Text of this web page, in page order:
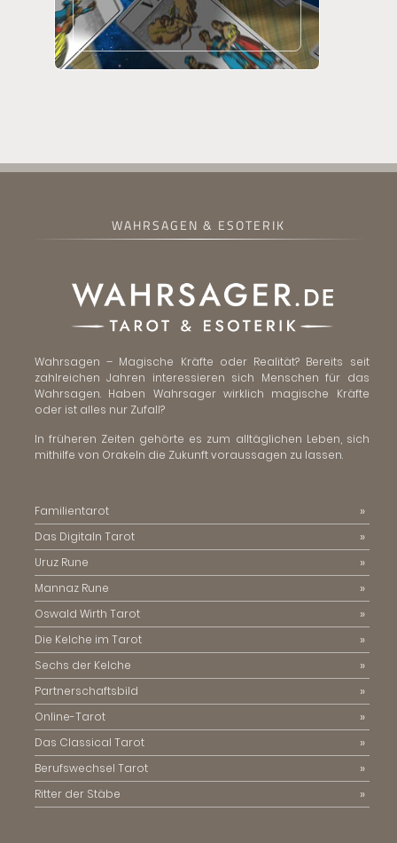
WAHRSAGEN & ESOTERIK
Wahrsagen – Magische Kräfte oder Realität? Bereits seit
zahlreichen Jahren interessieren sich Menschen für das
Wahrsagen. Haben Wahrsager wirklich magische Kräfte
oder ist alles nur Zufall?
In früheren Zeiten gehörte es zum alltäglichen Leben, sich
mithilfe von Orakeln die Zukunft voraussagen zu lassen.
Familientarot
Das Digitaln Tarot
Uruz Rune
Mannaz Rune
Oswald Wirth Tarot
Die Kelche im Tarot
Sechs der Kelche
Partnerschaftsbild
Online-Tarot
Das Classical Tarot
Berufswechsel Tarot
Ritter der Stäbe